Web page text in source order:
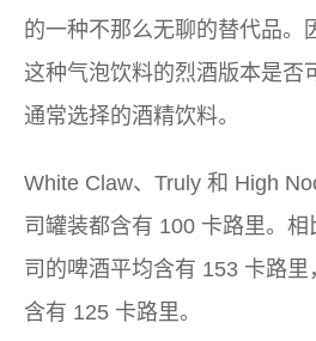
的一种不那么无聊的替代品。
这种气泡饮料的烈酒版本是否
通常选择的酒精饮料。
White Claw、Truly 和 High
司罐装都含有 100 卡路里。
司的啤酒平均含有 153 卡路
含有 125 卡路里。